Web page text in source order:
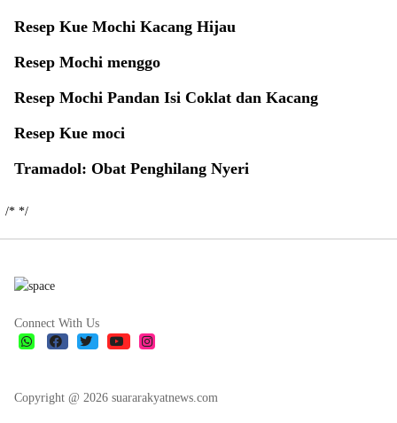
Resep Kue Mochi Kacang Hijau
Resep Mochi menggo
Resep Mochi Pandan Isi Coklat dan Kacang
Resep Kue moci
Tramadol: Obat Penghilang Nyeri
/* */
Connect With Us
Copyright @ 2026 suararakyatnews.com